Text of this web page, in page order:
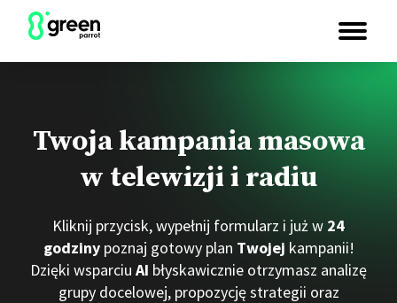
Twoja kampania masowa
w telewizji i radiu
Kliknij przycisk, wypełnij formularz i już w 24
godzinypoznaj gotowy plan Twojej kampanii!
Dzięki wsparciu AI błyskawicznie otrzymasz analizę
grupy docelowej, propozycję strategii oraz